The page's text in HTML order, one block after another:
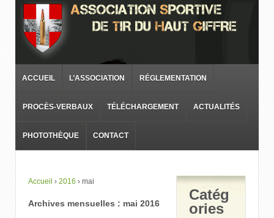
ACCUEIL L’ASSOCIATION RÉGLEMENTATION
PROCÈS-VERBAUX TÉLÉCHARGEMENT ACTUALITÉS
PHOTOTHÈQUE CONTACT
Accueil › 2016 › mai
Archives mensuelles : mai 2016
Catég
ories